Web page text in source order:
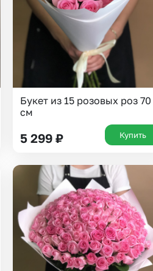
Букет из 15 розовых роз 70
см
5 299 ₽ Купить